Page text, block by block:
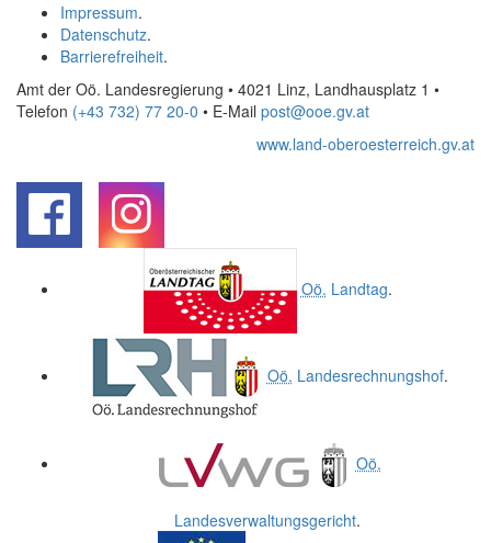
Impressum.
Datenschutz.
Barrierefreiheit.
Amt der Oö. Landesregierung • 4021 Linz, Landhausplatz 1 •
Telefon (+43 732) 77 20-0 • E-Mail post@ooe.gv.at
www.land-oberoesterreich.gv.at
Oö. Landtag.
Oö. Landesrechnungshof.
Oö.
Landesverwaltungsgericht.